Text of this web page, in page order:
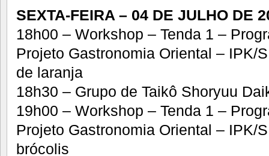
SEXTA-FEIRA – 04 DE JULHO DE
18h00 – Workshop – Tenda 1 –
Projeto Gastronomia Oriental – IPK/
de laranja
18h30 – Grupo de Taikô Shoryuu
19h00 – Workshop – Tenda 1 –
Projeto Gastronomia Oriental – IPK/
brócolis